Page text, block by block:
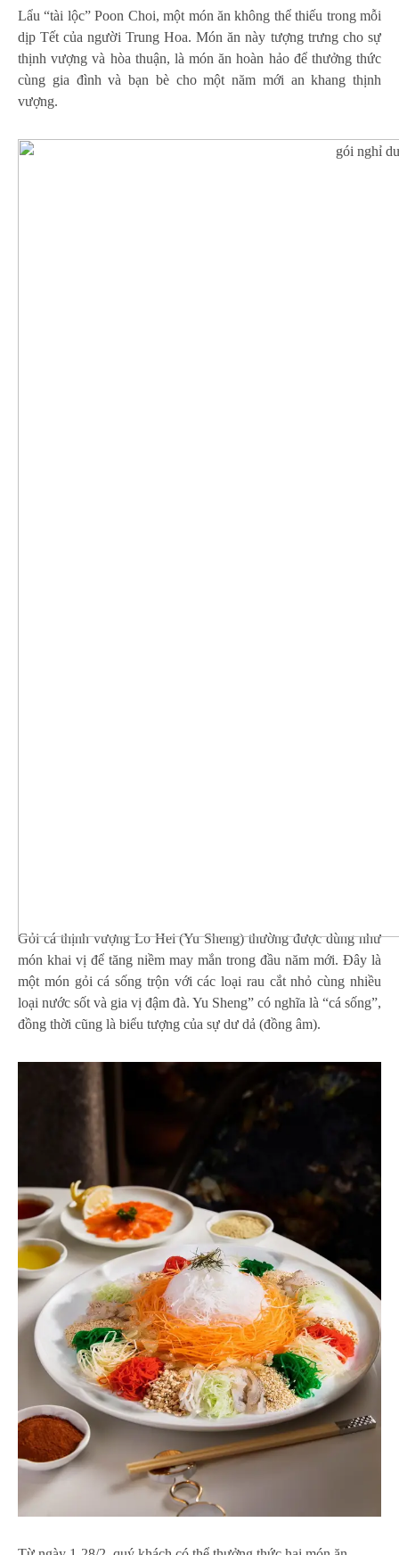
Lẩu “tài lộc” Poon Choi, một món ăn không thể thiếu trong mỗi
dịp Tết của người Trung Hoa. Món ăn này tượng trưng cho sự
thịnh vượng và hòa thuận, là món ăn hoàn hảo để thưởng thức
cùng gia đình và bạn bè cho một năm mới an khang thịnh
vượng.
Gỏi cá thịnh vượng Lo Hei (Yu Sheng) thường được dùng như
món khai vị để tăng niềm may mắn trong đầu năm mới. Đây là
một món gỏi cá sống trộn với các loại rau cắt nhỏ cùng nhiều
loại nước sốt và gia vị đậm đà. Yu Sheng” có nghĩa là “cá sống”,
đồng thời cũng là biểu tượng của sự dư dả (đồng âm).